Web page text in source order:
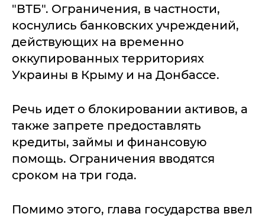
"ВТБ". Ограничения, в частности,
коснулись банковских учреждений,
действующих на временно
оккупированных территориях
Украины в Крыму и на Донбассе.
Речь идет о блокировании активов, а
также запрете предоставлять
кредиты, займы и финансовую
помощь. Ограничения вводятся
сроком на три года.
Помимо этого, глава государства ввел